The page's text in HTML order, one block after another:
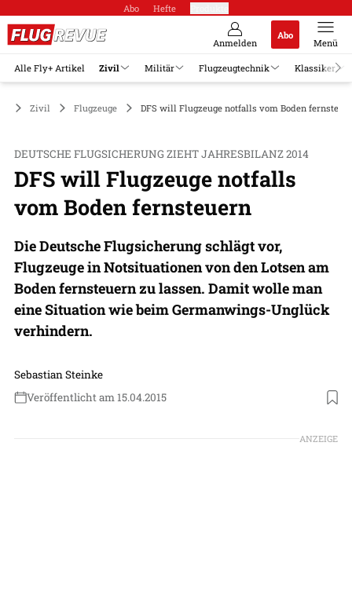
Abo Hefte
Anmelden
Abo
Menü
Alle Fly+ Artikel Zivil Militär Flugzeugtechnik Klassiker
Zivil Flugzeuge DFS will Flugzeuge notfalls vom Boden
DEUTSCHE FLUGSICHERUNG ZIEHT JAHRESBILANZ 2014
DFS will Flugzeuge notfalls
vom Boden fernsteuern
Die Deutsche Flugsicherung schlägt vor,
Flugzeuge in Notsituationen von den Lotsen am
Boden fernsteuern zu lassen. Damit wolle man
eine Situation wie beim Germanwings-Unglück
verhindern.
Sebastian Steinke
Veröffentlicht am 15.04.2015
ANZEIGE